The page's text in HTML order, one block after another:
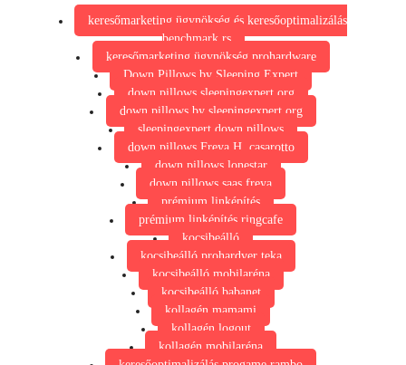
keresőmarketing ügynökség és keresőoptimalizálás
benchmark.rs
keresőmarketing ügynökség prohardware
Down Pillows by Sleeping Expert
down pillows sleepingexpert.org
down pillows by sleepingexpert.org
sleepingexpert down pillows
down pillows Freya H. casarotto
down pillows lonestar
down pillows saas freya
prémium linképítés
prémium linképítés ringcafe
kocsibeálló
kocsibeálló prohardver teka
kocsibeálló mobilaréna
kocsibeálló babanet
kollagén mamami
kollagén logout
kollagén mobilaréna